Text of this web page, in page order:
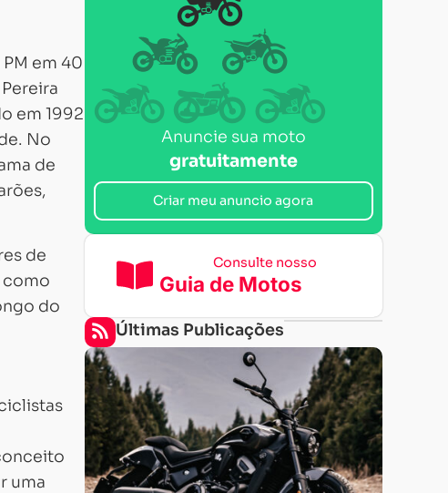
em 40
em 1992
No
de
de
como
do
uma
Anuncie sua moto
gratuitamente
Criar meu anuncio agora
Consulte nosso
Guia de Motos
Últimas Publicações